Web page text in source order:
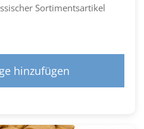
Sortimentsartikel
hinzufügen